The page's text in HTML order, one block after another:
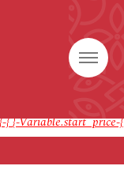
}
{-Random.Int-|-44-
}{-Variable.start_price-}